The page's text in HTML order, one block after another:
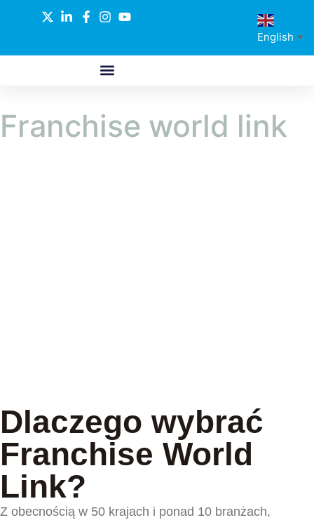
English ▼
Franchise world link
Dlaczego wybrać
Franchise World
Link?
Z obecnością w 50 krajach i ponad 10 branżach,